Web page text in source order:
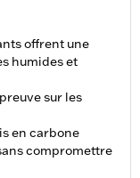
offrent une
humides et
sur les
en carbone
compromettre